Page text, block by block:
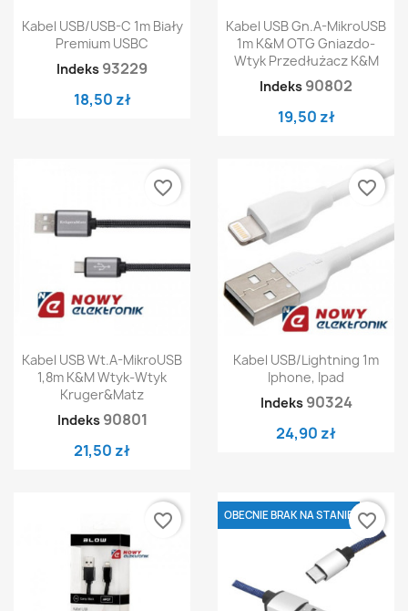
Kabel USB/USB-C 1m Biały
Premium USBC
Indeks 93229
18,50 zł
Kabel USB Gn.A-MikroUSB
1m K&M OTG Gniazdo-
Wtyk Przedłużacz K&M
Indeks 90802
19,50 zł
Kabel USB Wt.A-MikroUSB
1,8m K&M Wtyk-Wtyk
Kruger&Matz
Indeks 90801
21,50 zł
favorite_border
Kabel USB/Lightning 1m
Iphone, Ipad
Indeks 90324
24,90 zł
favorite_border
favorite_border OBECNIE BRAK NA STANIE favorite_border